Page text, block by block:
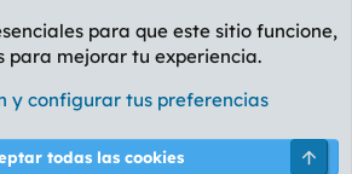
AMARILLO
y reglas Política de privacidad Ayuda
para que este sitio funcione,
para mejorar tu experiencia.
y configurar tus preferencias
todas las cookies